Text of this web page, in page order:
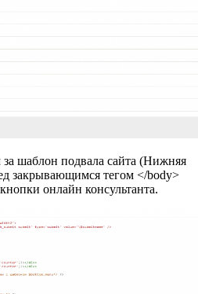
шаблон подвала сайта (Нижняя
закрывающимся тегом </body>
онлайн консультанта.